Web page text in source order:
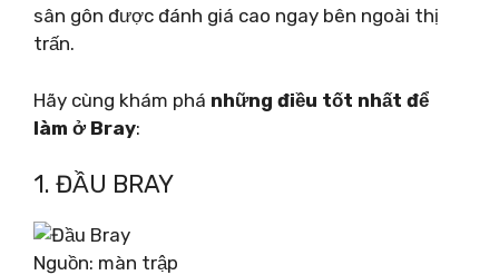
sân gôn được đánh giá cao ngay bên ngoài thị
trấn.
Hãy cùng khám phá những điều tốt nhất để
làm ở Bray:
1. ĐẦU BRAY
Nguồn: màn trập